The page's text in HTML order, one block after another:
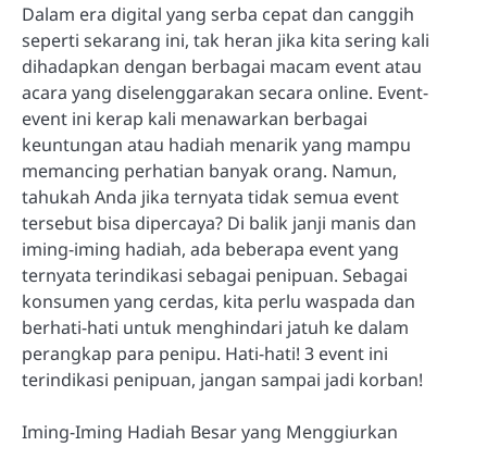
Dalam era digital yang serba cepat dan canggih
seperti sekarang ini, tak heran jika kita sering kali
dihadapkan dengan berbagai macam event atau
acara yang diselenggarakan secara online. Event-
event ini kerap kali menawarkan berbagai
keuntungan atau hadiah menarik yang mampu
memancing perhatian banyak orang. Namun,
tahukah Anda jika ternyata tidak semua event
tersebut bisa dipercaya? Di balik janji manis dan
iming-iming hadiah, ada beberapa event yang
ternyata terindikasi sebagai penipuan. Sebagai
konsumen yang cerdas, kita perlu waspada dan
berhati-hati untuk menghindari jatuh ke dalam
perangkap para penipu. Hati-hati! 3 event ini
terindikasi penipuan, jangan sampai jadi korban!
Iming-Iming Hadiah Besar yang Menggiurkan